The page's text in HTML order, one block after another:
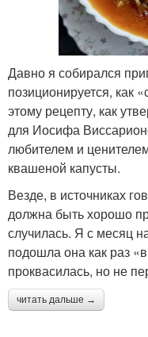
Давно я собирался
позиционируется, как
этому рецепту, как
для Иосифа
любителем и
квашеной капусты.
Везде, в источниках
должна быть хорошо
случилась. Я с месяц
подошла она как раз
проквасилась, но не
читать дальше →